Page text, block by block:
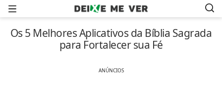
Menu
Os 5 Melhores Aplicativos da Bíblia Sagrada
para Fortalecer sua Fé
ANÚNCIOS